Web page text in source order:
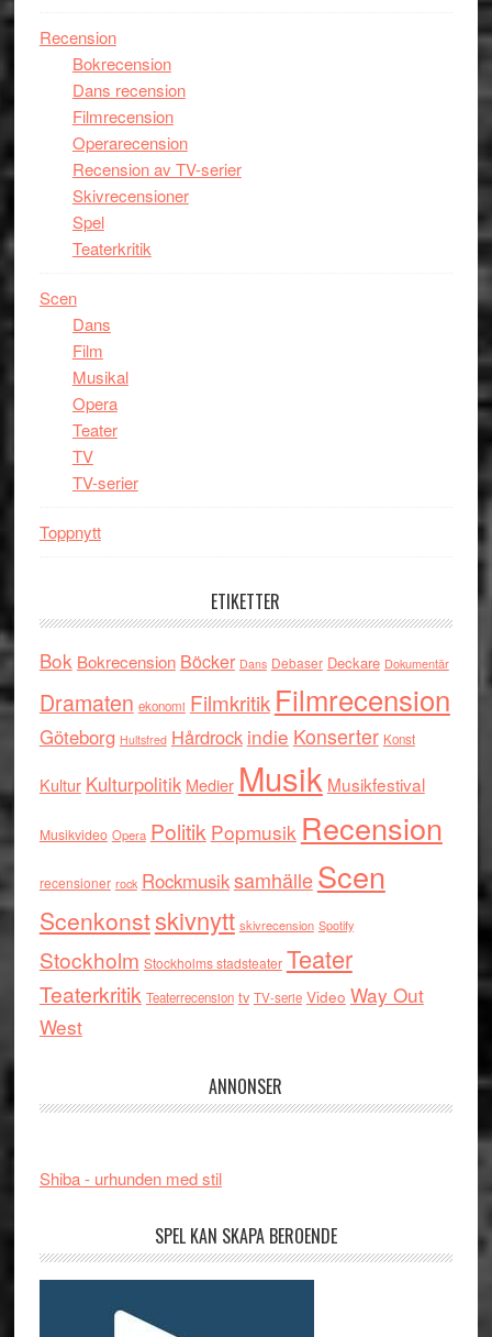
Recension
Bokrecension
Dans recension
Filmrecension
Operarecension
Recension av TV-serier
Skivrecensioner
Spel
Teaterkritik
Scen
Dans
Film
Musikal
Opera
Teater
TV
TV-serier
Toppnytt
ETIKETTER
Bok Bokrecension Böcker Dans Debaser Deckare Dokumentär
Dramaten ekonomi Filmkritik Filmrecension
Göteborg Hultsfred Hårdrock indie Konserter Konst
Kultur Kulturpolitik Medier Musik Musikfestival
Musikvideo Opera Politik Popmusik Recension
recensioner rock RockmusiksamhälleScen
Scenkonstskivnytt skivrecension Spotify
Stockholm Stockholms stadsteater Teater
Teaterkritik Teaterrecension tv TV-serie Video Way Out
West
ANNONSER
Shiba - urhunden med stil
SPEL KAN SKAPA BEROENDE